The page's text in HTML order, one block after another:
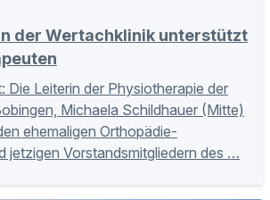
der Wertachklinik unterstützt
Die Leiterin der Physiotherapie der
Michaela Schildhauer (Mitte)
ehemaligen Orthopädie-
jetzigen Vorstandsmitgliedern des …